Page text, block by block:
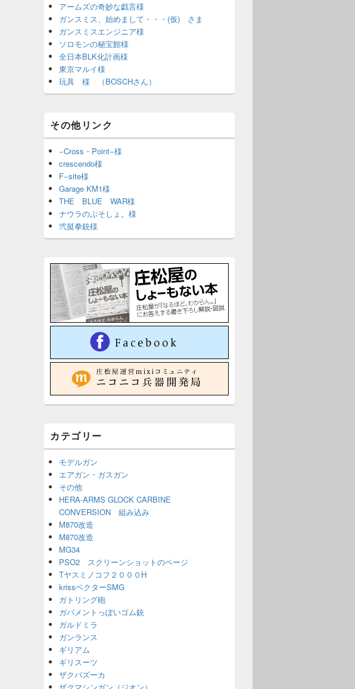
アームズの奇妙な戯言様
ガンスミス、始めまして・・・(仮) さま
ガンスミスエンジニア様
ソロモンの秘宝館様
全日本BLK化計画様
東京マルイ様
玩具 様 （BOSCHさん）
その他リンク
−Cross・Point−様
crescendo様
F−site様
Garage KM1様
THE BLUE WAR様
ナウラのぷそしょ。様
弐挺拳銃様
カテゴリー
モデルガン
エアガン・ガスガン
その他
HERA-ARMS GLOCK CARBINE
CONVERSION 組み込み
M870改造
M870改造
MG34
PSO2 スクリーンショットのページ
Tヤスミノコフ２０００H
krissベクターSMG
ガトリング砲
ガバメントっぽいゴム銃
ガルドミラ
ガンランス
ギリアム
ギリスーツ
ザクバズーカ